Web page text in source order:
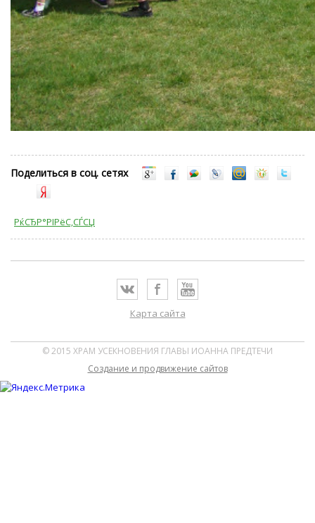
Поделиться в соц. сетях
РќСЂР°РІРёС‚СЃСЏ
Карта сайта
© 2015 ХРАМ УСЕКНОВЕНИЯ ГЛАВЫ ИОАННА ПРЕДТЕЧИ
Cоздание и продвижение сайтов